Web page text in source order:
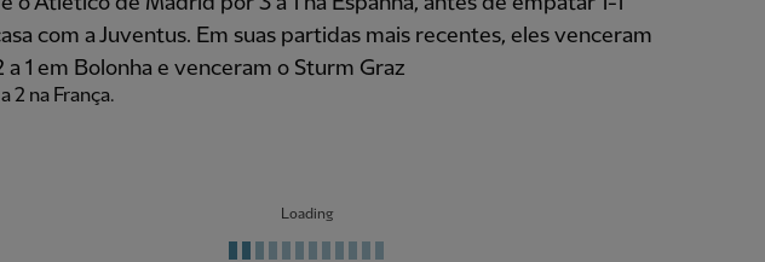
com a Juventus. Em suas partidas mais recentes, eles venceram
a 1 em Bolonha e venceram o Sturm Graz
2 na França.
Loading